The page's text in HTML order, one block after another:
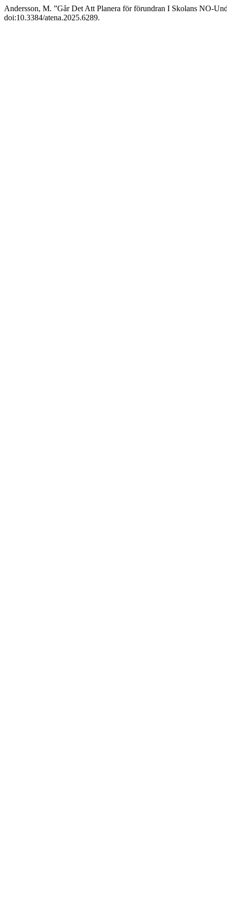
Andersson, M. ”Går Det Att Planera för förundran I Skolans NO-
doi:10.3384/atena.2025.6289.